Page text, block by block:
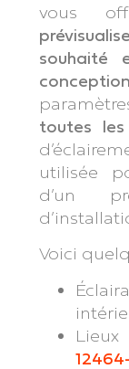
vous
souhaité
toutes
utilisée
d’un
Voici